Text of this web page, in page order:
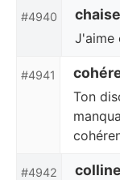
#4940 chaise
J'aime
#4941
Ton
#4942 colline